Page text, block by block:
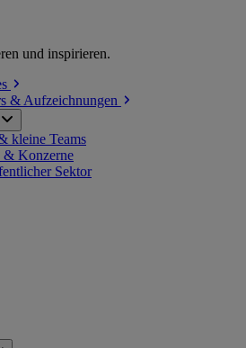
und inspirieren.
& Aufzeichnungen
kleine Teams
& Konzerne
Sektor